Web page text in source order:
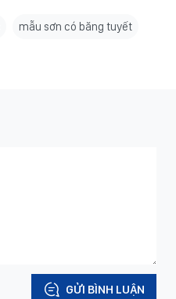
mẫu sơn có băng tuyết
GỬI BÌNH LUẬN